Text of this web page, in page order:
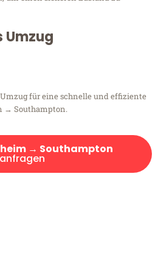
Umzug
für eine schnelle und effiziente
→ Southampton.
→ Southampton
anfragen